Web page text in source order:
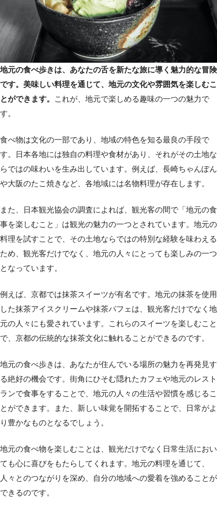
地元の食べ歩きは、あなたの舌を新たな旅に導く魅力的な冒険
です。美味しい料理を通じて、地元の文化や雰囲気を楽しむこ
とができます。
これが、地元で楽しめる趣味の一つの魅力で
す。
食べ物は文化の一部であり、地域の特色を知る最良の手段で
す。日本各地には独自の料理や食材があり、それがその土地な
らではの味わいを生み出しています。例えば、長崎ちゃんぽん
や大阪のたこ焼きなど、各地域には名物料理が存在します。
また、日本観光協会の調査によれば、観光客の間で「地元の食
事を楽しむこと」は観光の魅力の一つとされています。地元の
料理を試すことで、その土地ならではの特別な経験を味わえる
ため、観光客だけでなく、地元の人々にとっても楽しみの一つ
となっています。
例えば、京都では抹茶スイーツが有名です。地元の抹茶を使用
した抹茶アイスクリームや抹茶パフェは、観光客だけでなく地
元の人々にも愛されています。これらのスイーツを楽しむこと
で、京都の伝統的な抹茶文化に触れることができるのです。
地元の食べ歩きは、あなたが住んでいる場所の魅力を再発見す
る絶好の機会です。街角にひそむ隠れたカフェや地元のレスト
ランで食事をすることで、地元の人々の生活や習慣を感じるこ
とができます。また、新しい味覚を開拓することで、日常がよ
り豊かなものとなるでしょう。
地元の食べ物を楽しむことは、観光だけでなく日常生活におい
ても心に喜びをもたらしてくれます。地元の料理を通じて、
人々とのつながりを深め、自分の地域への愛着を強めることが
できるのです。